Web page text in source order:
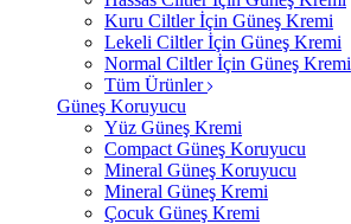
Kuru Ciltler İçin Güneş Kremi
Lekeli Ciltler İçin Güneş Kremi
Normal Ciltler İçin Güneş Kremi
Tüm Ürünler
Güneş Koruyucu
Yüz Güneş Kremi
Compact Güneş Koruyucu
Mineral Güneş Koruyucu
Mineral Güneş Kremi
Çocuk Güneş Kremi